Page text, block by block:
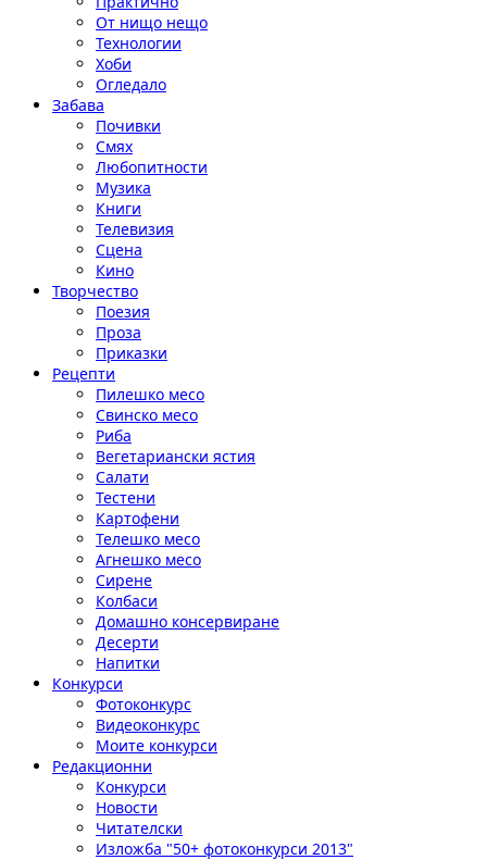
От нищо нещо
Технологии
Хоби
Огледало
Забава
Почивки
Смях
Любопитности
Музика
Книги
Телевизия
Сцена
Кино
Творчество
Поезия
Проза
Приказки
Рецепти
Пилешко месо
Свинско месо
Риба
Вегетариански ястия
Салати
Тестени
Картофени
Телешко месо
Агнешко месо
Сирене
Колбаси
Домашно консервиране
Десерти
Напитки
Конкурси
Фотоконкурс
Видеоконкурс
Моите конкурси
Редакционни
Конкурси
Новости
Читателски
Изложба "50+ фотоконкурси 2013"